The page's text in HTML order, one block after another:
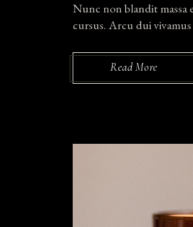
Nunc non blandit massa
cursus. Arcu dui
Read More